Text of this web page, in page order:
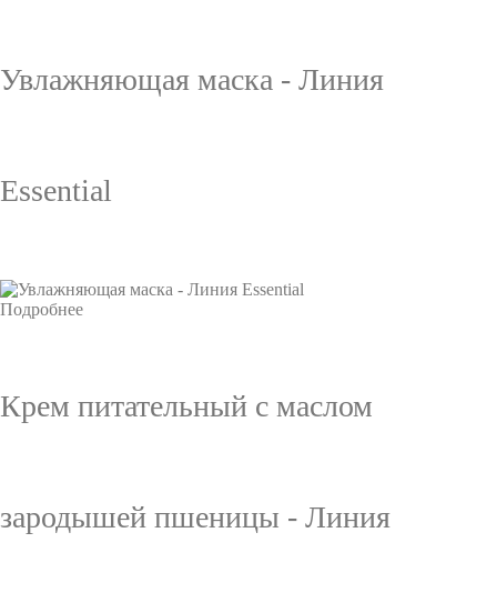
Увлажняющая маска - Линия
Essential
Подробнее
Крем питательный с маслом
зародышей пшеницы - Линия